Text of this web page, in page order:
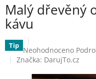
Malý dřevěný
kávu
Tip Průměrné
hodnocení
Neohodnoceno
Značka: DarujTo.cz